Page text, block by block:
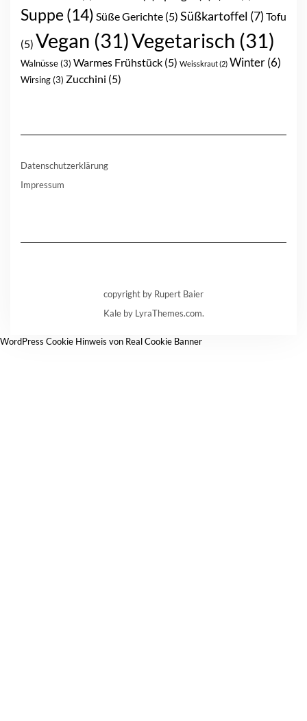
Suppe (14) Süße Gerichte (5) Süßkartoffel (7) Tofu
(5) Vegan (31)Vegetarisch (31)
Walnüsse(3) Warmes Frühstück (5) Weisskraut(2) Winter(6)
Wirsing(3) Zucchini (5)
Datenschutzerklärung
Impressum
copyright by Rupert Baier
Kaleby LyraThemes.com.
WordPress Cookie Hinweis von Real Cookie Banner